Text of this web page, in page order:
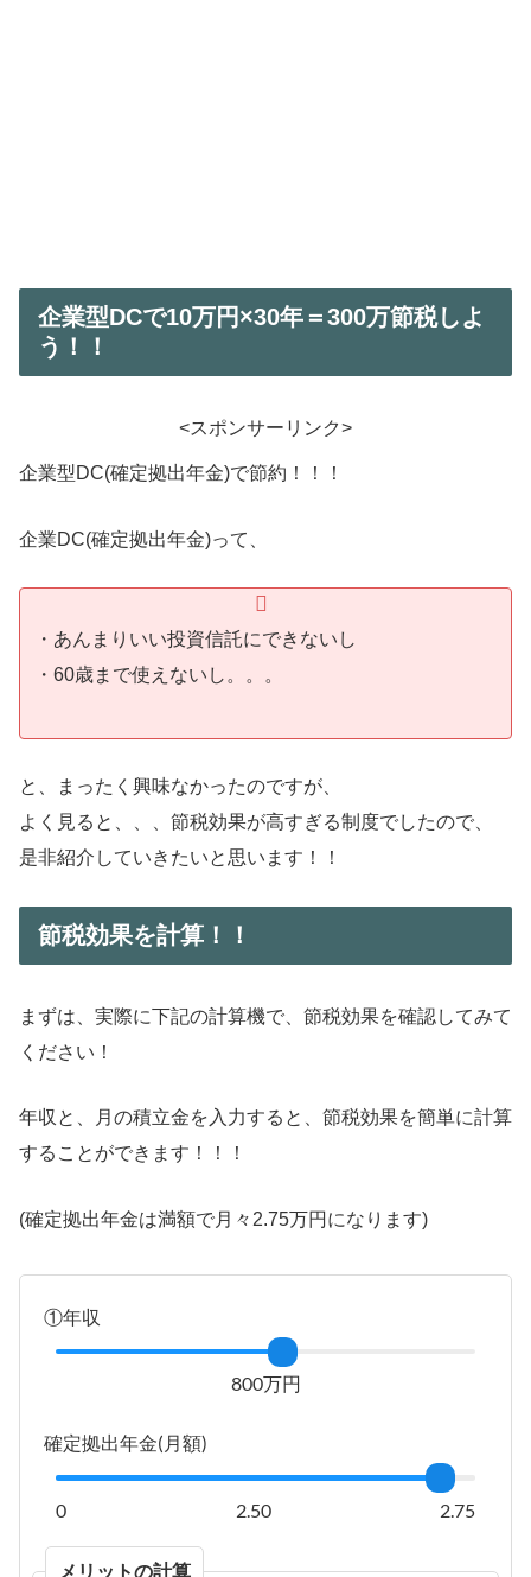
企業型DCで10万円×30年＝300万節税しよ
う！！
<スポンサーリンク>
企業型DC(確定拠出年金)で節約！！！
企業DC(確定拠出年金)って、
・あんまりいい投資信託にできないし
・60歳まで使えないし。。。
と、まったく興味なかったのですが、
よく見ると、、、節税効果が高すぎる制度でしたので、
是非紹介していきたいと思います！！
節税効果を計算！！
まずは、実際に下記の計算機で、節税効果を確認してみて
ください！
年収と、月の積立金を入力すると、節税効果を簡単に計算
することができます！！！
(確定拠出年金は満額で月々2.75万円になります)
①年収
800万円
確定拠出年金(月額)
0 2.75
2.50
メリットの計算